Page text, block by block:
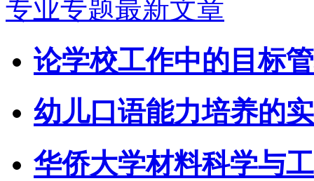
专业专题最新文章
论学校工作中的目标
幼儿口语能力培养的
华侨大学材料科学与